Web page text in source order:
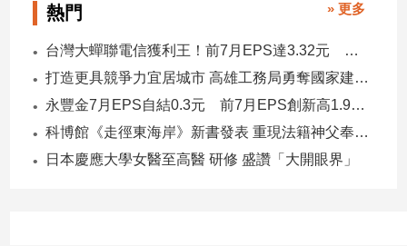
熱門 » 更多
台灣大蟬聯電信獲利王！前7月EPS達3.32元 中華電3.11、遠傳2.46元
打造更具競爭力宜居城市 高雄工務局勇奪國家建築界9大獎
永豐金7月EPS自結0.3元 前7月EPS創新高1.96元！
科博館《走徑東海岸》新書發表 重現法籍神父奉獻足跡與歷史日記
日本慶應大學女醫至高醫 研修 盛讚「大開眼界」